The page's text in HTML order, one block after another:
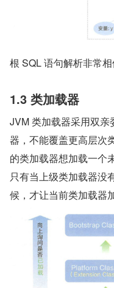
根 SQL 语句解析非常相
1.3 类加载器
JVM 类加载器采用双
器，不能覆盖更高层次
的类加载器想加载一个
只有当上级类加载器没
候，才让当前类加载器